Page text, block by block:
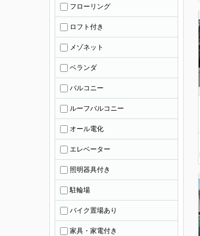
フローリング
ロフト付き
メゾネット
ベランダ
バルコニー
ルーフバルコニー
オール電化
エレベーター
照明器具付き
駐輪場
バイク置場あり
家具・家電付き